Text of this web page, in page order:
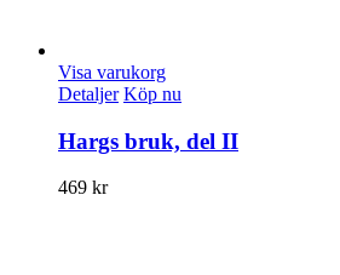
Visa varukorg
Detaljer Köp nu
Hargs bruk, del II
469 kr